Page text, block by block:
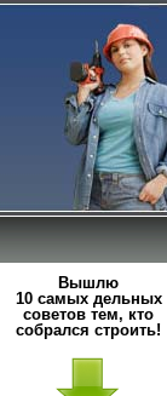
Вышлю
10 самых дельных
советов тем, кто
собрался строить!